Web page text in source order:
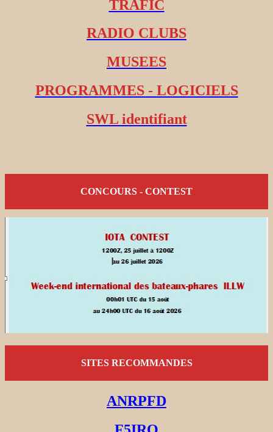
TRAFIC
RADIO CLUBS
MUSEES
PROGRAMMES - LOGICIELS
SWL identifiant
CONCOURS - CONTEST
SITES RECOMMANDES
ANRPFD